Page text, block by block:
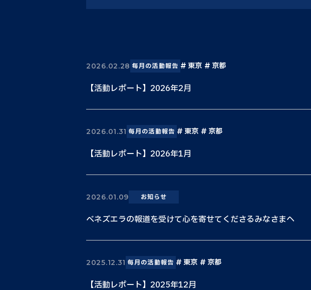
2026.02.28 毎月の活動報告 東京 京都
【活動レポート】2026年2月
2026.01.31 毎月の活動報告 東京 京都
【活動レポート】2026年1月
2026.01.09 お知らせ
ベネズエラの報道を受けて心を寄せてくださるみなさまへ
2025.12.31 毎月の活動報告 東京 京都
【活動レポート】2025年12月